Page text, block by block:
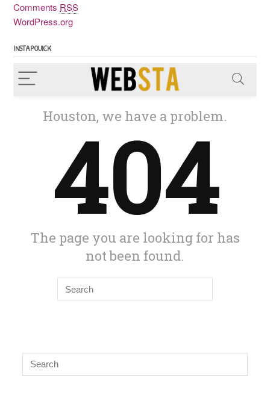
Comments RSS
WordPress.org
INSTAPOUICK